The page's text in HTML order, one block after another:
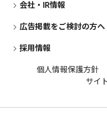
会社・IR情報
広告掲載をご検討の方へ
採用情報
個人情報保護方針
サイ